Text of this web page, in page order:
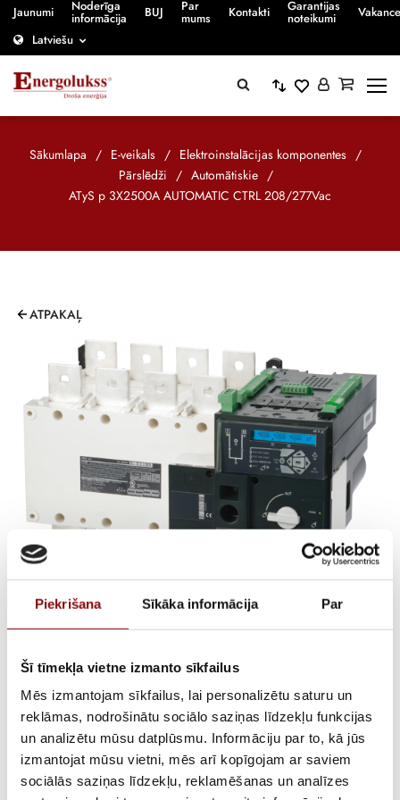
Piekrišana Sīkāka informācija Par
Šī tīmekļa vietne izmanto sīkfailus
Mēs izmantojam sīkfailus, lai personalizētu saturu un
reklāmas, nodrošinātu sociālo saziņas līdzekļu funkcijas
un analizētu mūsu datplūsmu. Informāciju par to, kā jūs
izmantojat mūsu vietni, mēs arī kopīgojam ar saviem
sociālās saziņas līdzekļu, reklamēšanas un analīzes
Jaunumi Noderīga
informācija BUJ Par
mums Kontakti Garantijas
noteikumi
Latviešu
Sākumlapa / E-veikals / Elektroinstalācijas komponentes /
Pārslēdži / Automātiskie /
ATyS p 3X2500A AUTOMATIC CTRL 208/277Vac
ATPAKAĻ
ATyS p 3X2500A
AUTOMATIC CTRL
208/277Vac
€8 692,53
ar PVN